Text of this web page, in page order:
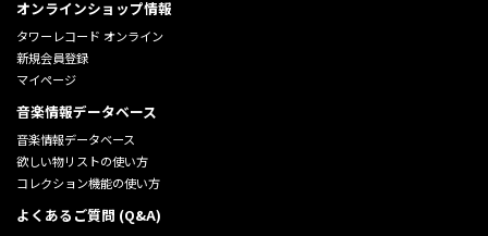
オンラインショップ情報
タワーレコード オンライン
新規会員登録
マイページ
音楽情報データベース
音楽情報データベース
欲しい物リストの使い方
コレクション機能の使い方
よくあるご質問 (Q&A)